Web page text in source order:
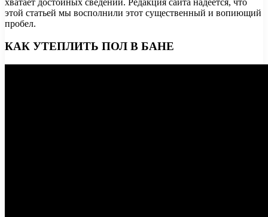
этой статьей мы восполнили этот существенный и вопиющий
пробел.
КАК УТЕПЛИТЬ ПОЛ В БАНЕ